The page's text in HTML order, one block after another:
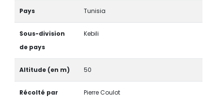
Pays Tunisia
Sous-division
de pays
Kebili
Altitude (en m) 50
Récolté par Pierre Coulot